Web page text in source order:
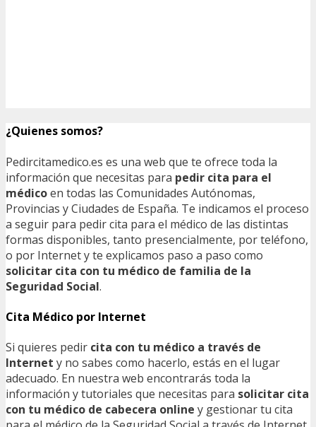
¿Quienes somos?
Pedircitamedico.es es una web que te ofrece toda la
información que necesitas para pedir cita para el
médicoen todas las Comunidades Autónomas,
Provincias y Ciudades de España. Te indicamos el proceso
a seguir para pedir cita para el médico de las distintas
formas disponibles, tanto presencialmente, por teléfono,
o por Internet y te explicamos paso a paso como
solicitar cita con tu médico de familia de la
Seguridad Social.
Cita Médico por Internet
Si quieres pedir cita con tu médico a través de
Internet y no sabes como hacerlo, estás en el lugar
adecuado. En nuestra web encontrarás toda la
información y tutoriales que necesitas para solicitar cita
con tu médico de cabecera online y gestionar tu cita